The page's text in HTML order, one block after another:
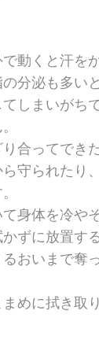
動くと汗を
分泌も多い
しまいがち
合ってでき
守られたり
身体を冷や
ずに放置す
おいまで奪
めに拭き取